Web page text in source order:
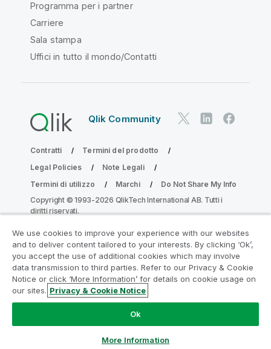
Programma per i partner
Carriere
Sala stampa
Uffici in tutto il mondo/Contatti
Qlik Community
Contratti
Termini del prodotto
Legal Policies
Note Legali
Termini di utilizzo
Marchi
Do Not Share My Info
Copyright © 1993-2026 QlikTech International AB. Tutti i
diritti riservati.
Partecipa al programma Analytics
Modernization
Modernizza senza compromettere le tue preziose app
QlikView con il programma Analytics Modernization.
clic qui
ampquestions@qlik.com
We use cookies to improve your experience with our websites
and to deliver content tailored to your interests. By clicking ‘Ok’,
you accept the use of additional cookies which may involve
data transmission to third parties. Refer to our Privacy & Cookie
Notice or click ‘More Information’ for details on cookie usage on
our sites. Privacy & Cookie Notice
Ok
More Information